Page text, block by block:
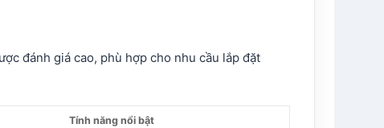
đánh giá cao, phù hợp cho nhu cầu lắp đặt
Tính năng nổi bật